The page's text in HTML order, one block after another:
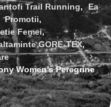
Trail Running,
Ea
Promotii,
Femei,
GORE-TEX,
Women’s Peregrine